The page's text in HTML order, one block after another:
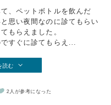
、ペットボトルを飲んだ
思い夜間なのに診てもらい
もらえました。
すぐに診てもらえ...
読む
2人が参考になった